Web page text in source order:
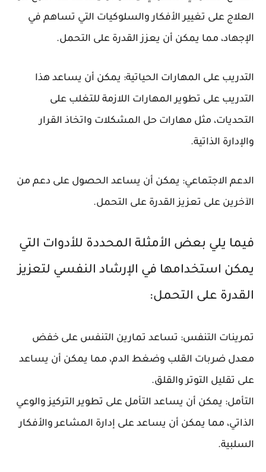
العلاج على تغيير الأفكار والسلوكيات التي تساهم في
الإجهاد، مما يمكن أن يعزز القدرة على التحمل.
التدريب على المهارات الحياتية: يمكن أن يساعد هذا
التدريب على تطوير المهارات اللازمة للتغلب على
التحديات، مثل مهارات حل المشكلات واتخاذ القرار
والإدارة الذاتية.
الدعم الاجتماعي: يمكن أن يساعد الحصول على دعم من
الآخرين على تعزيز القدرة على التحمل.
فيما يلي بعض الأمثلة المحددة للأدوات التي
يمكن استخدامها في الإرشاد النفسي لتعزيز
القدرة على التحمل:
تمرينات التنفس: تساعد تمارين التنفس على خفض
معدل ضربات القلب وضغط الدم، مما يمكن أن يساعد
على تقليل التوتر والقلق.
التأمل: يمكن أن يساعد التأمل على تطوير التركيز والوعي
الذاتي، مما يمكن أن يساعد على إدارة المشاعر والأفكار
السلبية.